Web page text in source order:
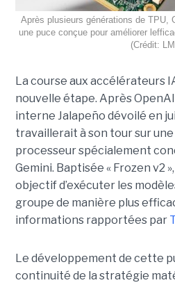
Après plusieurs générations de TPU,
une puce conçue pour améliorer
(Crédit:
La course aux accélérateurs
nouvelle étape. Après
interne Jalapeño dévoilé en
travaillerait à son tour sur
processeur spécialement
Gemini. Baptisée « Frozen v2
objectif d’exécuter les
groupe de manière plus
informations rapportées par
Le développement de cette
continuité de la stratégie